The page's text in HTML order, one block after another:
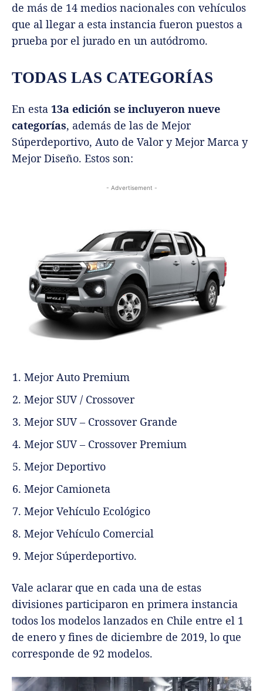
de más de 14 medios nacionales con vehículos
que al llegar a esta instancia fueron puestos a
prueba por el jurado en un autódromo.
TODAS LAS CATEGORÍAS
En esta 13a edición se incluyeron nueve
categorías, además de las de Mejor
Súperdeportivo, Auto de Valor y Mejor Marca y
Mejor Diseño. Estos son:
- Advertisement -
Mejor Auto Premium
Mejor SUV / Crossover
Mejor SUV – Crossover Grande
Mejor SUV – Crossover Premium
Mejor Deportivo
Mejor Camioneta
Mejor Vehículo Ecológico
Mejor Vehículo Comercial
Mejor Súperdeportivo.
Vale aclarar que en cada una de estas
divisiones participaron en primera instancia
todos los modelos lanzados en Chile entre el 1
de enero y fines de diciembre de 2019, lo que
corresponde de 92 modelos.